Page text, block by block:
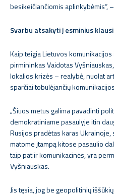
besikeičiančiomis aplinkybėmis“,
Svarbu atsakyti į esminius
Kaip teigia Lietuvos
pirmininkas Vaidotas
lokalios krizės – realybė, nuolat
sparčiai tobulėjančių
„Šiuos metus galima pavadinti
demokratiniame pasaulyje itin
Rusijos pradėtas karas
matome įtampą kitose pasaulio
taip pat ir komunikacinės, yra
Vyšniauskas.
Jis tęsia, jog be geopolitinių